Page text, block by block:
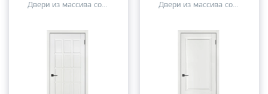
Двери из массива сосны Двери из массива сосны